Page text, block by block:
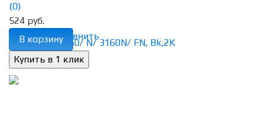
избранное сравнить
(0)
524 руб.
В корзину